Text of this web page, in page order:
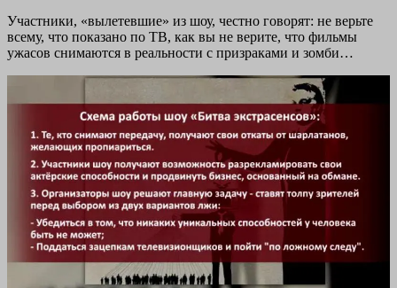
Участники, «вылетевшие» из шоу, честно говорят: не верьте
всему, что показано по ТВ, как вы не верите, что фильмы
ужасов снимаются в реальности с призраками и зомби…